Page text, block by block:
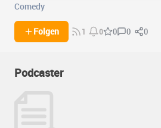
Comedy
Folgen 1 0 0 0 0
Podcaster